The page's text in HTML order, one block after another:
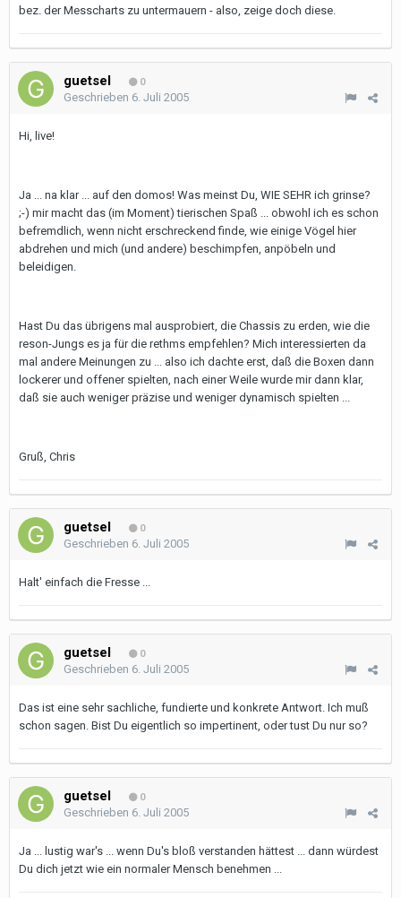
bez. der Messcharts zu untermauern - also, zeige doch diese.
guetsel 0
Geschrieben 6. Juli 2005
Hi, live!
Ja ... na klar ... auf den domos! Was meinst Du, WIE SEHR ich grinse?
;-) mir macht das (im Moment) tierischen Spaß ... obwohl ich es schon
befremdlich, wenn nicht erschreckend finde, wie einige Vögel hier
abdrehen und mich (und andere) beschimpfen, anpöbeln und
beleidigen.
Hast Du das übrigens mal ausprobiert, die Chassis zu erden, wie die
reson-Jungs es ja für die rethms empfehlen? Mich interessierten da
mal andere Meinungen zu ... also ich dachte erst, daß die Boxen dann
lockerer und offener spielten, nach einer Weile wurde mir dann klar,
daß sie auch weniger präzise und weniger dynamisch spielten ...
Gruß, Chris
guetsel 0
Geschrieben 6. Juli 2005
Halt' einfach die Fresse ...
guetsel 0
Geschrieben 6. Juli 2005
Das ist eine sehr sachliche, fundierte und konkrete Antwort. Ich muß
schon sagen. Bist Du eigentlich so impertinent, oder tust Du nur so?
guetsel 0
Geschrieben 6. Juli 2005
Ja ... lustig war's ... wenn Du's bloß verstanden hättest ... dann würdest
Du dich jetzt wie ein normaler Mensch benehmen ...